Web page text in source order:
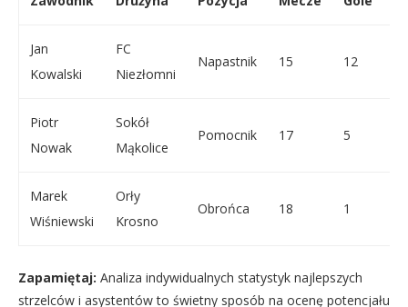
Jan
Kowalski
FC
Niezłomni
Napastnik 15 12
Piotr
Nowak
Sokół
Mąkolice
Pomocnik 17 5
Marek
Wiśniewski
Orły
Krosno
Obrońca 18 1
Zapamiętaj: Analiza indywidualnych statystyk najlepszych
strzelców i asystentów to świetny sposób na ocenę potencjału